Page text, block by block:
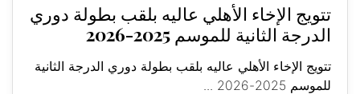
تتويج الإخاء الأهلي عاليه بلقب بطولة دوري
الدرجة الثانية للموسم 2025-2026
تتويج الإخاء الأهلي عاليه بلقب بطولة دوري الدرجة الثانية
للموسم 2025-2026 ...